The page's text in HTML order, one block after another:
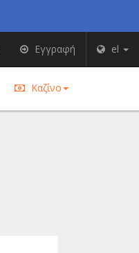
Καζίνο
Εγγραφή el